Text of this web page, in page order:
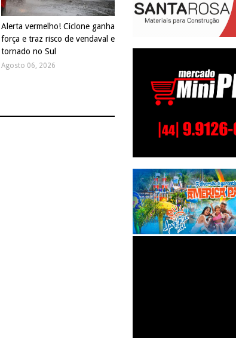
Alerta vermelho! Ciclone ganha
força e traz risco de vendaval e
tornado no Sul
Agosto 06, 2026